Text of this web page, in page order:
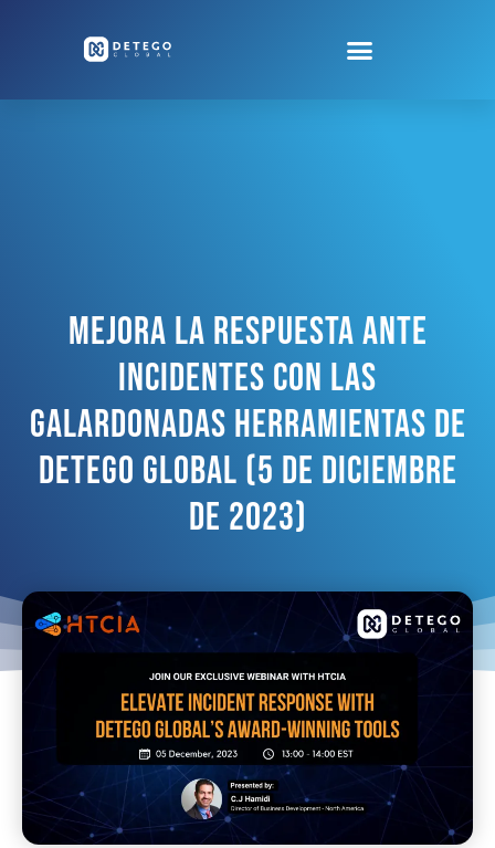
Mejora La Respuesta Ante
Incidentes Con Las
Galardonadas Herramientas De
Detego Global (5 De Diciembre
De 2023)